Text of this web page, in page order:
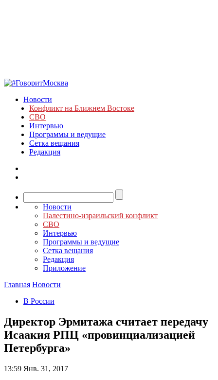
Новости
Конфликт на Ближнем Востоке
СВО
Интервью
Программы и ведущие
Сетка вещания
Редакция
Новости
Палестино-израильский конфликт
СВО
Интервью
Программы и ведущие
Сетка вещания
Редакция
Приложение
Главная Новости
В России
Директор Эрмитажа считает передачу
Исаакия РПЦ «провинциализацией
Петербурга»
13:59 Янв. 31, 2017